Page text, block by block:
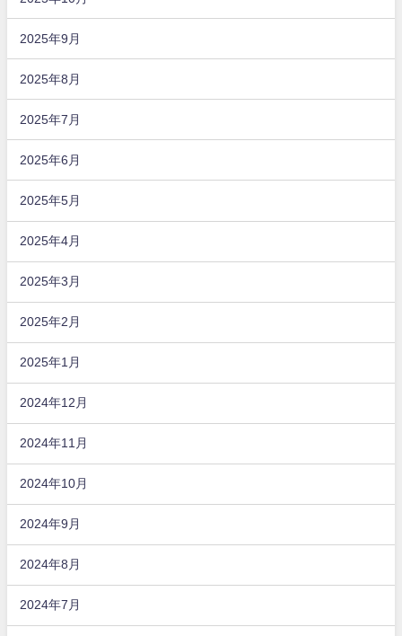
2025年9月
2025年8月
2025年7月
2025年6月
2025年5月
2025年4月
2025年3月
2025年2月
2025年1月
2024年12月
2024年11月
2024年10月
2024年9月
2024年8月
2024年7月